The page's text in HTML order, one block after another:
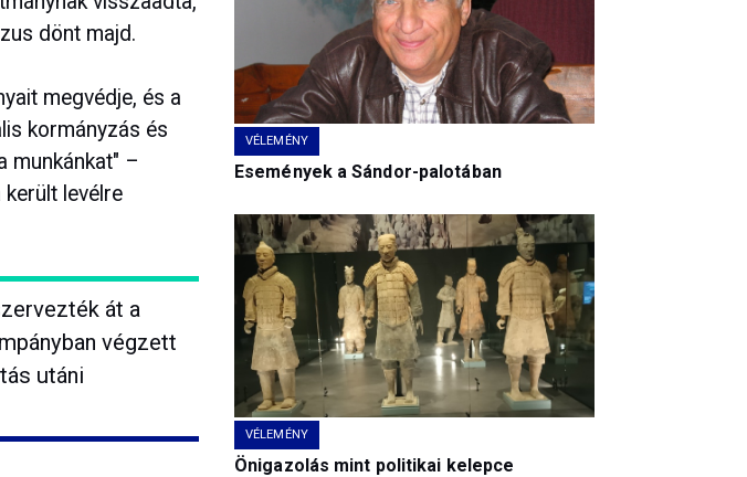
dönt majd.
megvédje, és a
kormányzás és
munkánkat" –
levélre
át a
végzett
utáni
VÉLEMÉNY
Események a Sándor-palotában
VÉLEMÉNY
Önigazolás mint politikai kelepce